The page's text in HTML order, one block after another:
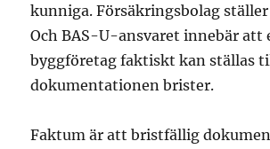
kunniga. Försäkringsbolag
Och BAS-U-ansvaret innebär att
byggföretag faktiskt kan ställas
dokumentationen brister.
Faktum är att bristfällig